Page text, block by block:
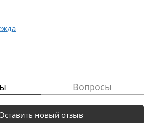
Вопросы
Оставить новый отзыв